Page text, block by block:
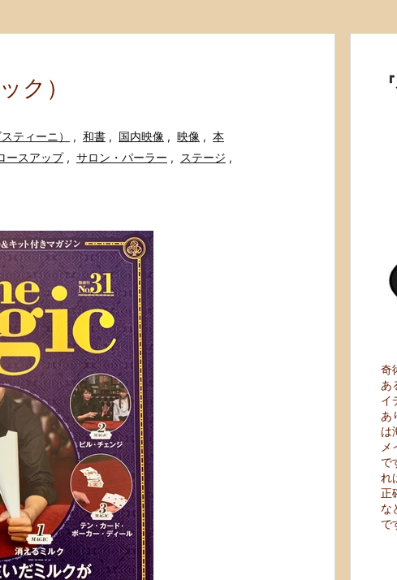
ク）
ティーニ） , 和書 , 国内映像 , 映像 , 本
ースアップ , サロン・パーラー , ステージ ,
奇
あ
イ
あ
は
で
れ
正
な
で